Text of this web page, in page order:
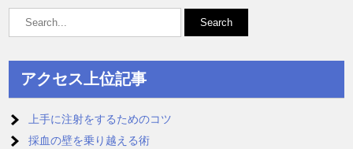
アクセス上位記事
上手に注射をするためのコツ
採血の壁を乗り越える術